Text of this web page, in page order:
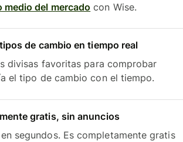
medio del mercado con Wise.
de cambio en tiempo real
divisas favoritas para comprobar
el tipo de cambio con el tiempo.
gratis, sin anuncios
segundos. Es completamente gratis